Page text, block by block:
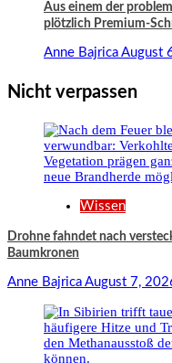
Aus einem der
plötzlich Premium-
Anne Bajrica August
Nicht verpassen
Wissen
Drohne fahndet nach
Baumkronen
Anne Bajrica August 7,